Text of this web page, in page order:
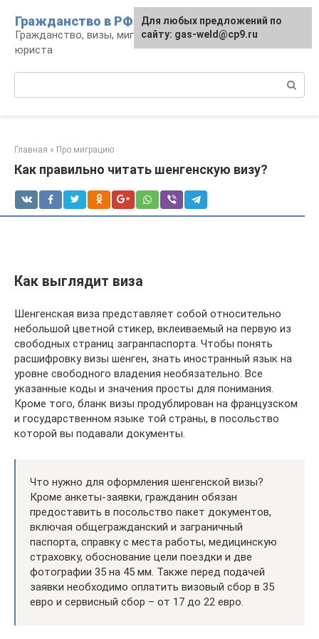
контенту
Гражданство в РФ
Гражданство, визы, миграция: консультации
юриста
Главная » Про миграцию
Как правильно читать шенгенскую визу?
Как выглядит виза
Шенгенская виза представляет собой относительно
небольшой цветной стикер, вклеиваемый на первую из
свободных страниц загранпаспорта. Чтобы понять
расшифровку визы шенген, знать иностранный язык на
уровне свободного владения необязательно. Все
указанные коды и значения просты для понимания.
Кроме того, бланк визы продублирован на французском
и государственном языке той страны, в посольство
которой вы подавали документы.
Что нужно для оформления шенгенской визы?
Кроме анкеты-заявки, гражданин обязан
предоставить в посольство пакет документов,
включая общегражданский и заграничный
паспорта, справку с места работы, медицинскую
страховку, обоснование цели поездки и две
фотографии 35 на 45 мм. Также перед подачей
заявки необходимо оплатить визовый сбор в 35
евро и сервисный сбор – от 17 до 22 евро.
Для любых предложений по
сайту: gas-weld@cp9.ru